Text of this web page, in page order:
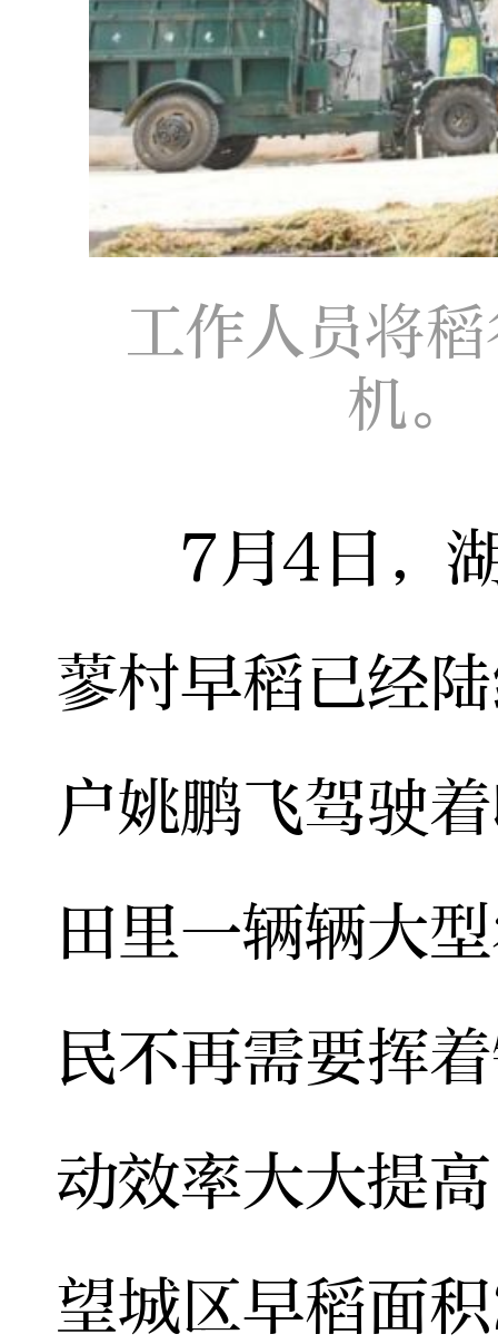
工作人员将
机
7月4日，湖
蓼村早稻已经
户姚鹏飞驾驶
田里一辆辆大
民不再需要挥
动效率大大提
望城区早稻面